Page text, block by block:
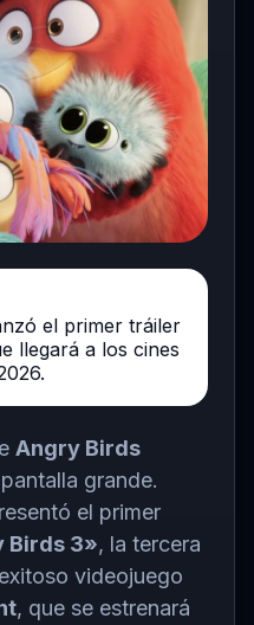
el primer tráiler
llegará a los cines
Angry Birds
grande.
el primer
Birds 3», la tercera
videojuego
, que se estrenará